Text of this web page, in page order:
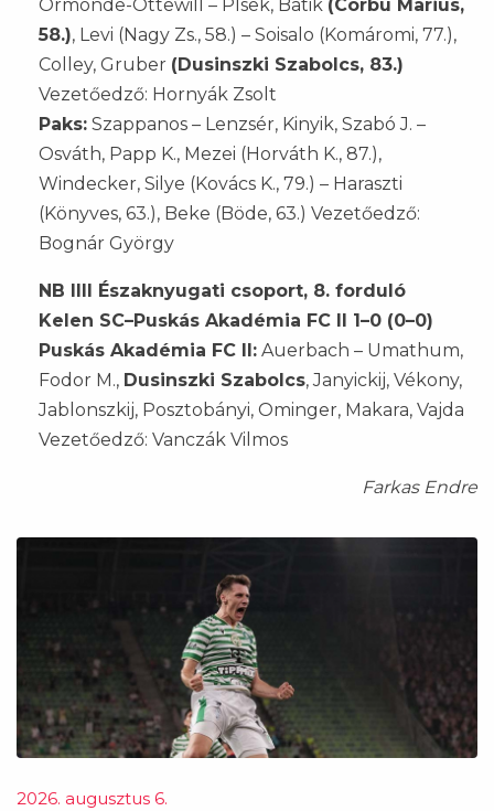
Ormonde-Ottewill – Plsek, Batik (Corbu Marius,
58.), Levi (Nagy Zs., 58.) – Soisalo (Komáromi, 77.),
Colley, Gruber (Dusinszki Szabolcs, 83.)
Vezetőedző: Hornyák Zsolt
Paks: Szappanos – Lenzsér, Kinyik, Szabó J. –
Osváth, Papp K., Mezei (Horváth K., 87.),
Windecker, Silye (Kovács K., 79.) – Haraszti
(Könyves, 63.), Beke (Böde, 63.) Vezetőedző:
Bognár György
NB IIII Északnyugati csoport, 8. forduló
Kelen SC–Puskás Akadémia FC II 1–0 (0–0)
Puskás Akadémia FC II: Auerbach – Umathum,
Fodor M., Dusinszki Szabolcs, Janyickij, Vékony,
Jablonszkij, Posztobányi, Ominger, Makara, Vajda
Vezetőedző: Vanczák Vilmos
Farkas Endre
2026. augusztus 6.